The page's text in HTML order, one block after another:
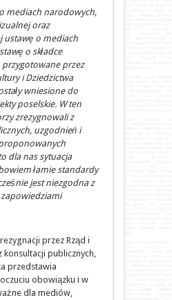
mediach narodowych,
oraz
ustawę o mediach
o składce
przez
i Dziedzictwa
wniesione do
poselskie. W ten
zrezygnowali z
uzgodnień i
dla nas sytuacja
łamie standardy
jest niezgodna z
przez Rząd i
konsultacji publicznych,
przedstawia
obowiązku i w
dla mediów,